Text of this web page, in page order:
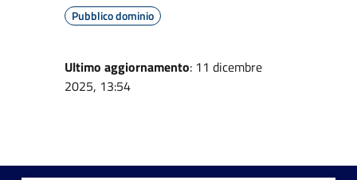
Pubblico dominio
Ultimo aggiornamento: 11 dicembre
2025, 13:54